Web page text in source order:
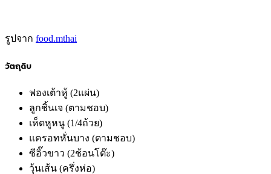
รูปจาก food.mthai
วัตถุดิบ
ฟองเต้าหู้ (2แผ่น)
ลูกชิ้นเจ (ตามชอบ)
เห็ดหูหนู (1/4ถ้วย)
แครอทหั่นบาง (ตามชอบ)
ซีอิ๊วขาว (2ช้อนโต๊ะ)
วุ้นเส้น (ครึ่งห่อ)